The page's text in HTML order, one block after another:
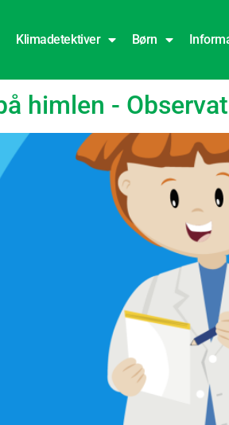
Klimadetektiver Børn
himlen -